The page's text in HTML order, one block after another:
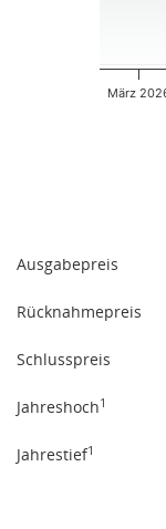
März
Ausgabepreis
Rücknahmepreis
Schlusspreis
Jahreshoch1
Jahrestief1